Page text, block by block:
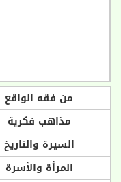
من فقه الواقع
مذاهب فكرية
السيرة والتاريخ
المرأة والأسرة